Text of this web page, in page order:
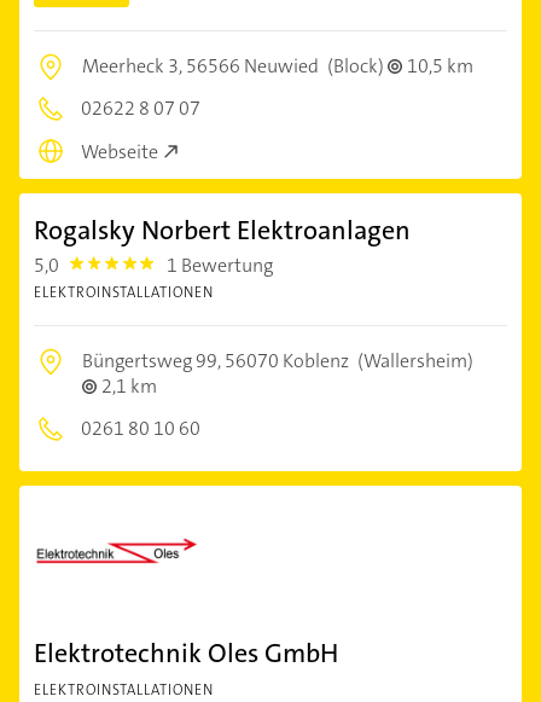
Meerheck 3,56566 Neuwied (Block)
10,5 km
02622 8 07 07
Webseite
Rogalsky Norbert Elektroanlagen
5,0 5.0 1 Bewertung
ELEKTROINSTALLATIONEN
Büngertsweg 99,56070 Koblenz (Wallersheim)
2,1 km
0261 80 10 60
Elektrotechnik Oles GmbH
ELEKTROINSTALLATIONEN